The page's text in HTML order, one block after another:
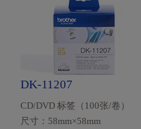
DK-11207
CD/DVD 标签（100张/卷）
尺寸：58mm×58mm